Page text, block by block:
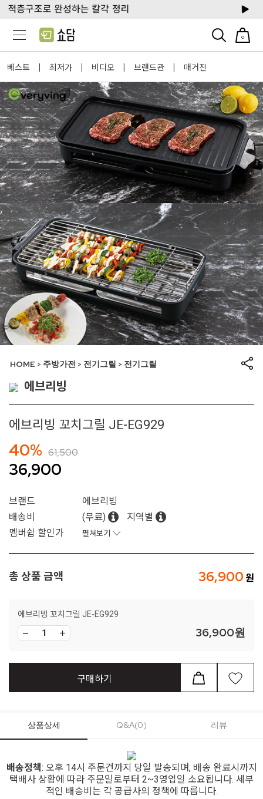
0
베스트 | 최저가 | 비디오 | 브랜드관 | 매거진
HOME > 주방가전 > 전기그릴 > 전기그릴
에브리빙
에브리빙 꼬치그릴 JE-EG929
40% 61,500
36,900
브랜드
에브리빙
배송비
(무료)
지역별
멤버쉽 할인가
펼쳐보기
총 상품 금액 36,900
에브리빙 꼬치그릴 JE-EG929
36,900원
구매하기
상품상세 Q&A(0) 리뷰
배송정책: 오후 14시 주문건까지 당일 발송되며, 배송 완료시까지
택배사 상황에 따라 주문일로부터 2~3영업일 소요됩니다. 세부
적인 배송비는 각 공급사의 정책에 따릅니다.